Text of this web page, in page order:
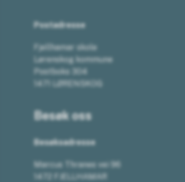
Postadresse
Fjellhamar skole
Lørenskog kommune
Postboks 304
1471 LØRENSKOG
Besøk oss
Besøksadresse
Marcus Thranes vei 96
1472 FJELLHAMAR